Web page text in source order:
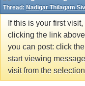
Thread: Nadigar Thilagam
If this is your first
clicking the link
you can post: click
start viewing
visit from the